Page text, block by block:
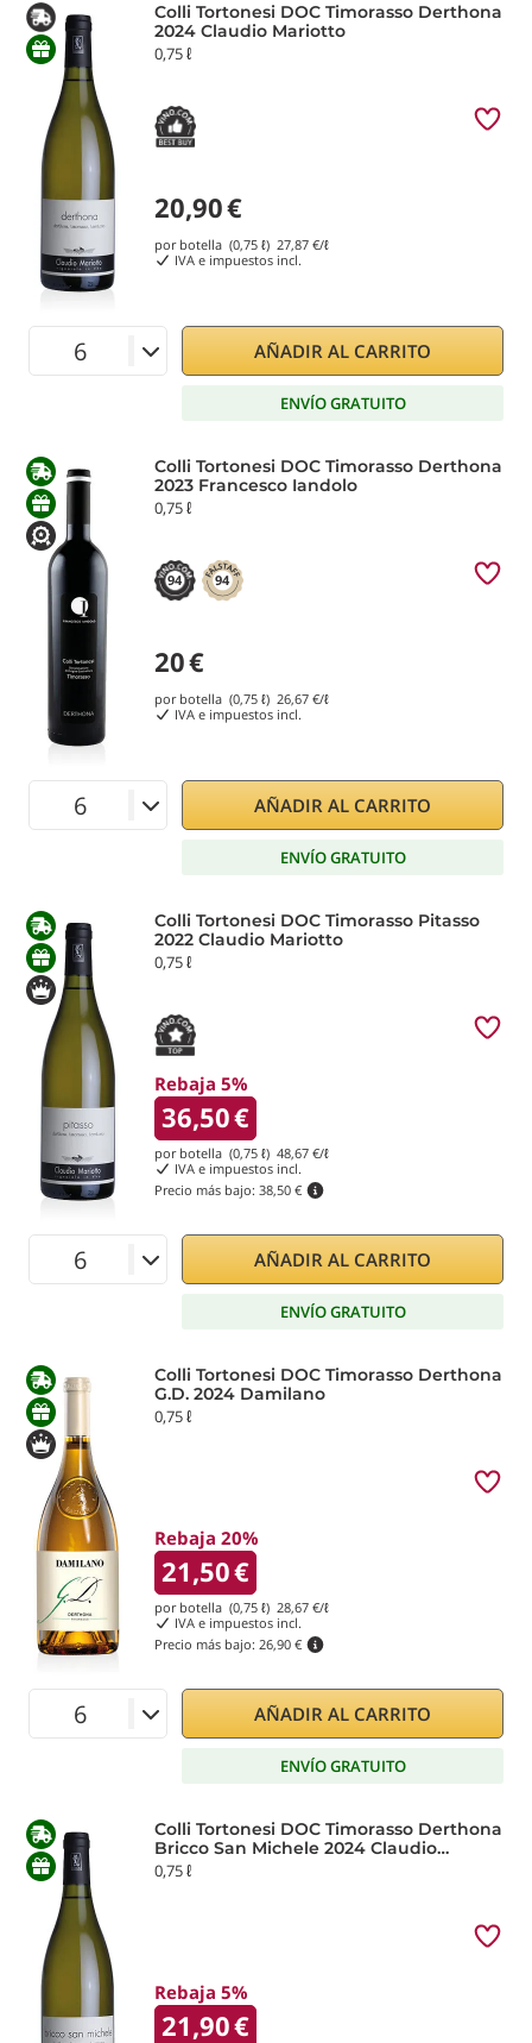
Colli Tortonesi DOC Timorasso Derthona
2024 Claudio Mariotto
0,75 ℓ
20,90€
por botella (0,75 ℓ) 27,87 €/ℓ
IVA e impuestos incl.
AÑADIR AL CARRITO
ENVÍO GRATUITO
Colli Tortonesi DOC Timorasso Derthona
2023 Francesco Iandolo
0,75 ℓ
94 94
20€
por botella (0,75 ℓ) 26,67 €/ℓ
IVA e impuestos incl.
AÑADIR AL CARRITO
ENVÍO GRATUITO
Colli Tortonesi DOC Timorasso Pitasso
2022 Claudio Mariotto
0,75 ℓ
Rebaja 5%
36,50€
por botella (0,75 ℓ) 48,67 €/ℓ
IVA e impuestos incl.
Precio más bajo: 38,50 €
AÑADIR AL CARRITO
ENVÍO GRATUITO
Colli Tortonesi DOC Timorasso Derthona
G.D. 2024 Damilano
0,75 ℓ
Rebaja 20%
21,50€
por botella (0,75 ℓ) 28,67 €/ℓ
IVA e impuestos incl.
Precio más bajo: 26,90 €
AÑADIR AL CARRITO
ENVÍO GRATUITO
Colli Tortonesi DOC Timorasso Derthona
Bricco San Michele 2024 Claudio
Mariotto
0,75 ℓ
Rebaja 5%
21,90€